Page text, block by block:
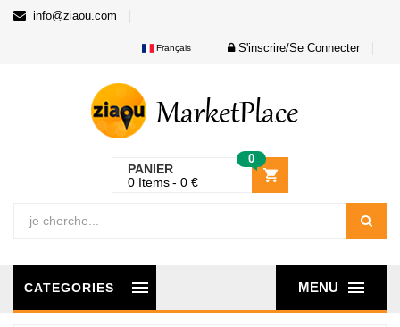
info@ziaou.com
Français S'inscrire/Se Connecter
PANIER
0
0 Items 0 €
MENU
CATEGORIES